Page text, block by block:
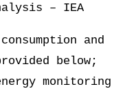
– IEA
and
below;
monitoring